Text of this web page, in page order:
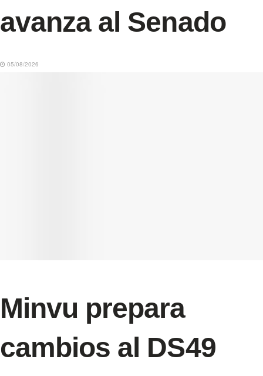
avanza al Senado
05/08/2026
Minvu prepara
cambios al DS49